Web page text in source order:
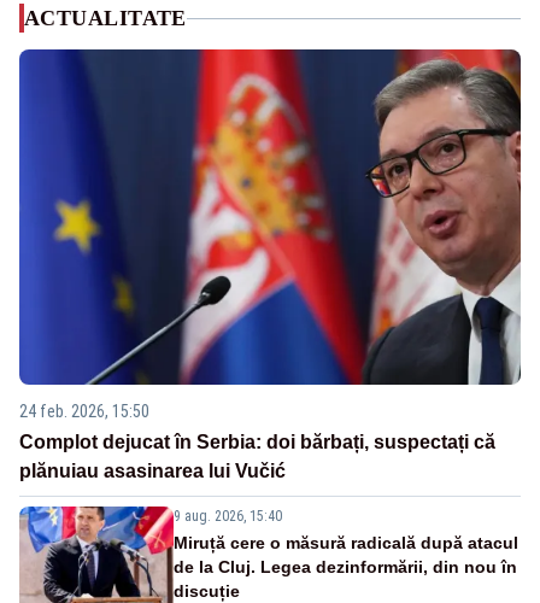
ACTUALITATE
24 feb. 2026, 15:50
Complot dejucat în Serbia: doi bărbați, suspectați că
plănuiau asasinarea lui Vučić
9 aug. 2026, 15:40
Miruță cere o măsură radicală după atacul
de la Cluj. Legea dezinformării, din nou în
discuție